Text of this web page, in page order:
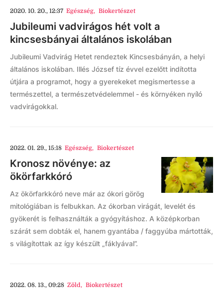
2020. 10. 20., 12:37 Egészség, Biokertészet
Jubileumi vadvirágos hét volt a
kincsesbányai általános iskolában
Jubileumi Vadvirág Hetet rendeztek Kincsesbányán, a helyi
általános iskolában. Illés József tíz évvel ezelőtt indította
útjára a programot, hogy a gyerekeket megismertesse a
természettel, a természetvédelemmel - és környéken nyíló
vadvirágokkal.
2022. 01. 29., 15:18 Egészség, Biokertészet
Kronosz növénye: az
ökörfarkkóró
Az ökörfarkkóró neve már az ókori görög
mitológiában is felbukkan. Az ókorban virágát, levelét és
gyökerét is felhasználták a gyógyításhoz. A középkorban
szárát sem dobták el, hanem gyantába / faggyúba mártották,
s világítottak az így készült „fáklyával”.
2022. 08. 13., 09:28 Zöld, Biokertészet